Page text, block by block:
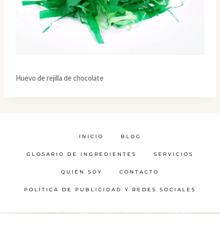
Huevo de rejilla de chocolate
INICIO BLOG
GLOSARIO DE INGREDIENTES SERVICIOS
QUIÉN SOY CONTACTO
POLÍTICA DE PUBLICIDAD Y REDES SOCIALES